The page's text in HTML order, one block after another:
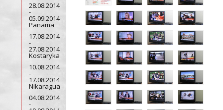
28.08.2014
-
05.09.2014
Panama
17.08.2014
-
27.08.2014
Kostaryka
10.08.2014
-
17.08.2014
Nikaragua
04.08.2014
-